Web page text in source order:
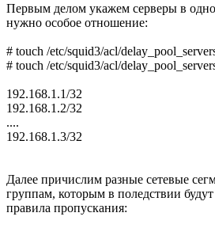
Первым делом укажем серверы в
нужно особое отношение:
# touch /etc/squid3/acl/
# touch /etc/squid3/acl/
192.168.1.1/32
192.168.1.2/32
....
192.168.1.3/32
Далее причислим разные сетевые
группам, которым в поледствии
правила пропускания: